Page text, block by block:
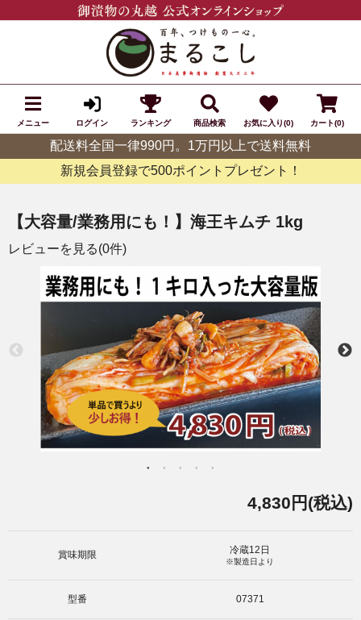
メニュー ログイン ランキング 商品検索 お気に入り(0) カート(0)
配送料全国一律990円。1万円以上で送料無料
新規会員登録で500ポイントプレゼント！
【大容量/業務用にも！】海王キムチ 1kg
レビューを見る(0件)
4,830円(税込)
賞味期限 冷蔵12日
※製造日より
型番 07371